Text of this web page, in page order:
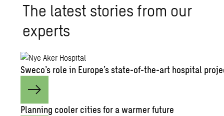
The latest stories from our
experts
Sweco’s role in Europe’s state-of-the-art hospital
Planning cooler cities for a warmer future